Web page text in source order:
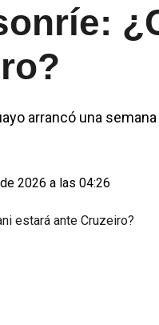
arrancó una
2026 a las 04:26